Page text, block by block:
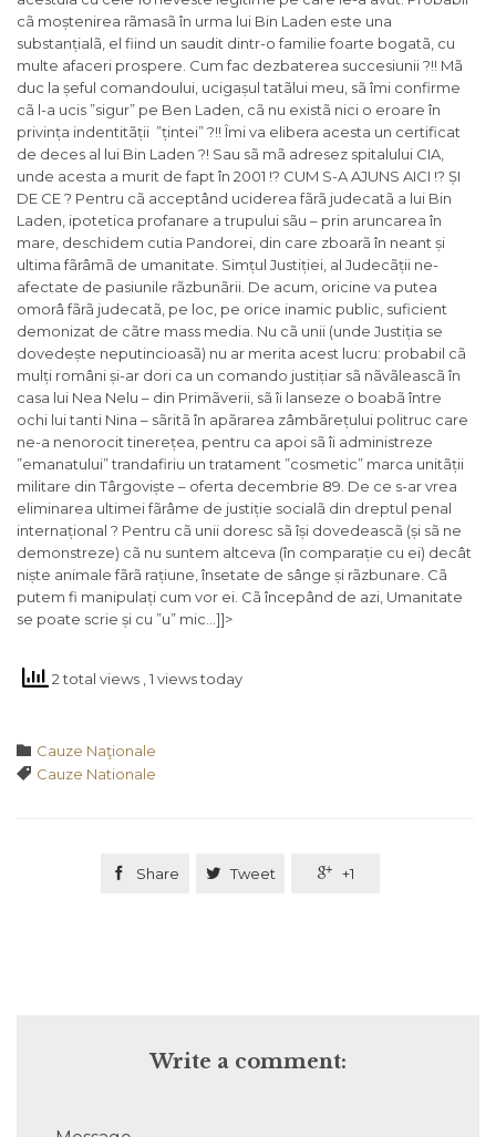
cã moștenirea rãmasã în urma lui Bin Laden este una
substanțialã, el fiind un saudit dintr-o familie foarte bogatã, cu
multe afaceri prospere. Cum fac dezbaterea succesiunii ?!! Mã
duc la șeful comandoului, ucigașul tatãlui meu, sã îmi confirme
cã l-a ucis ”sigur” pe Ben Laden, cã nu existã nici o eroare în
privința indentitãții ”țintei” ?!! Îmi va elibera acesta un certificat
de deces al lui Bin Laden ?! Sau sã mã adresez spitalului CIA,
unde acesta a murit de fapt în 2001 !? CUM S-A AJUNS AICI !? ȘI
DE CE ? Pentru cã acceptând uciderea fãrã judecatã a lui Bin
Laden, ipotetica profanare a trupului sãu – prin aruncarea în
mare, deschidem cutia Pandorei, din care zboarã în neant și
ultima fãrâmã de umanitate. Simțul Justiției, al Judecãții ne-
afectate de pasiunile rãzbunãrii. De acum, oricine va putea
omorâ fãrã judecatã, pe loc, pe orice inamic public, suficient
demonizat de cãtre mass media. Nu cã unii (unde Justiția se
dovedește neputincioasã) nu ar merita acest lucru: probabil cã
mulți români și-ar dori ca un comando justițiar sã nãvãleascã în
casa lui Nea Nelu – din Primãverii, sã îi lanseze o boabã între
ochi lui tanti Nina – sãritã în apãrarea zâmbãrețului politruc care
ne-a nenorocit tinerețea, pentru ca apoi sã îi administreze
”emanatului” trandafiriu un tratament ”cosmetic” marca unitãții
militare din Târgoviște – oferta decembrie 89. De ce s-ar vrea
eliminarea ultimei fãrâme de justiție socialã din dreptul penal
internațional ? Pentru cã unii doresc sã își dovedeascã (și sã ne
demonstreze) cã nu suntem altceva (în comparație cu ei) decât
niște animale fãrã rațiune, însetate de sânge și rãzbunare. Cã
putem fi manipulați cum vor ei. Cã începând de azi, Umanitate
se poate scrie și cu ”u” mic…]]>
2 total views , 1 views today
 Category
Cauze Naţionale
 Tags
Cauze Nationale
 Share  Tweet  +1
Write a comment: